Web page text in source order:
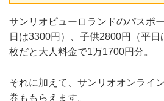
サンリオピューロランドのパスポ
日は3300円）、子供2800円（平
枚だと大人料金で1万1700円分。
それに加えて、サンリオオンライ
券ももらえます。